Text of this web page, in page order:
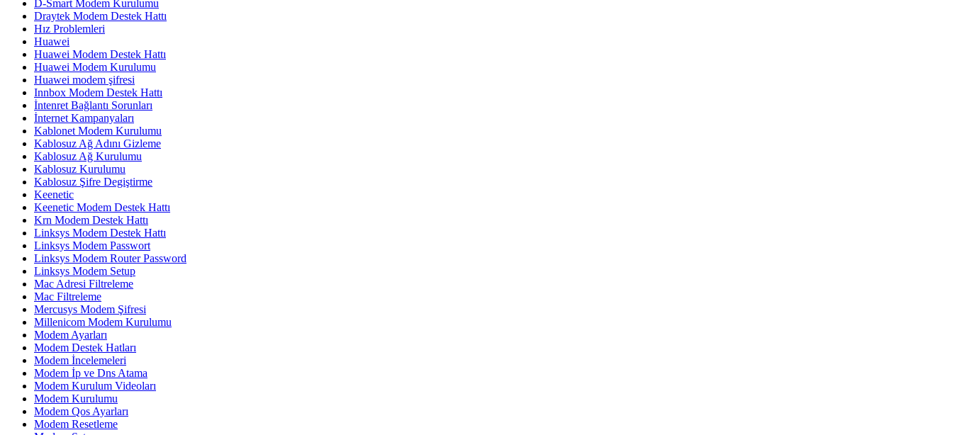
D-Smart Modem Kurulumu
Draytek Modem Destek Hattı
Hız Problemleri
Huawei
Huawei Modem Destek Hattı
Huawei Modem Kurulumu
Huawei modem şifresi
Innbox Modem Destek Hattı
İntenret Bağlantı Sorunları
İnternet Kampanyaları
Kablonet Modem Kurulumu
Kablosuz Ağ Adını Gizleme
Kablosuz Ağ Kurulumu
Kablosuz Kurulumu
Kablosuz Şifre Degiştirme
Keenetic
Keenetic Modem Destek Hattı
Krn Modem Destek Hattı
Linksys Modem Destek Hattı
Linksys Modem Passwort
Linksys Modem Router Password
Linksys Modem Setup
Mac Adresi Filtreleme
Mac Filtreleme
Mercusys Modem Şifresi
Millenicom Modem Kurulumu
Modem Ayarları
Modem Destek Hatları
Modem İncelemeleri
Modem İp ve Dns Atama
Modem Kurulum Videoları
Modem Kurulumu
Modem Qos Ayarları
Modem Resetleme